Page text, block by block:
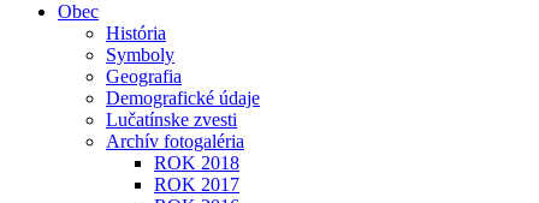
Obec
História
Symboly
Geografia
Demografické údaje
Lučatínske zvesti
Archív fotogaléria
ROK 2018
ROK 2017